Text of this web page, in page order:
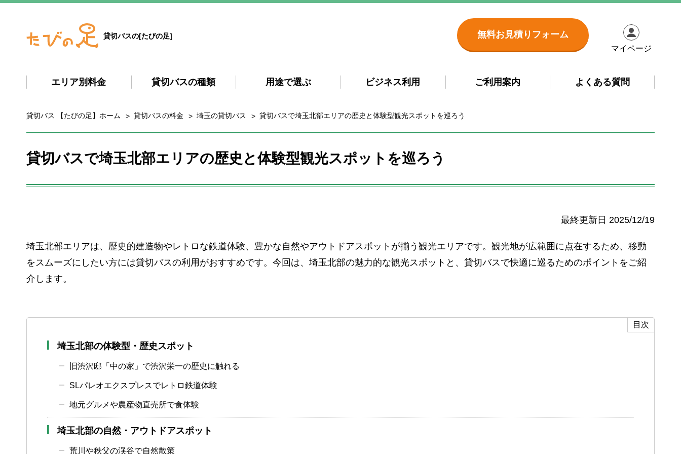
貸切バスの[たびの足]
マイページ
エリア別料金 貸切バスの種類 用途で選ぶ ビジネス利用 ご利用案内 よくある質問
無料お見積りフォーム
貸切バス 【たびの足】ホーム 貸切バスの料金 埼玉の貸切バス 貸切バスで埼玉北部エリアの歴史と体験型観光スポットを巡ろう
貸切バスで埼玉北部エリアの歴史と体験型観光スポットを巡ろう
2025/12/19
埼玉北部エリアは、歴史的建造物やレトロな鉄道体験、豊かな自然やアウトドアスポットが揃う観光エリアです。観光地が広範囲に点在するため、移動
をスムーズにしたい方には貸切バスの利用がおすすめです。今回は、埼玉北部の魅力的な観光スポットと、貸切バスで快適に巡るためのポイントをご紹
介します。
埼玉北部の体験型・歴史スポット
旧渋沢邸「中の家」で渋沢栄一の歴史に触れる
SLパレオエクスプレスでレトロ鉄道体験
地元グルメや農産物直売所で食体験
埼玉北部の自然・アウトドアスポット
荒川や秩父の渓谷で自然散策